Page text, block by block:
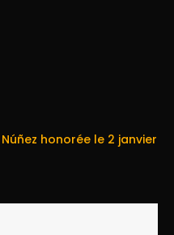
honorée le 2 janvier